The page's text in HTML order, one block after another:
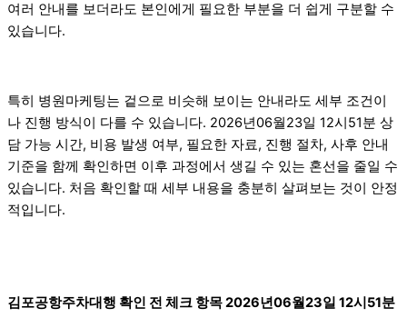
여러 안내를 보더라도 본인에게 필요한 부분을 더 쉽게 구분할 수
있습니다.
특히 병원마케팅는 겉으로 비슷해 보이는 안내라도 세부 조건이
나 진행 방식이 다를 수 있습니다. 2026년06월23일 12시51분 상
담 가능 시간, 비용 발생 여부, 필요한 자료, 진행 절차, 사후 안내
기준을 함께 확인하면 이후 과정에서 생길 수 있는 혼선을 줄일 수
있습니다. 처음 확인할 때 세부 내용을 충분히 살펴보는 것이 안정
적입니다.
김포공항주차대행 확인 전 체크 항목 2026년06월23일 12시51분